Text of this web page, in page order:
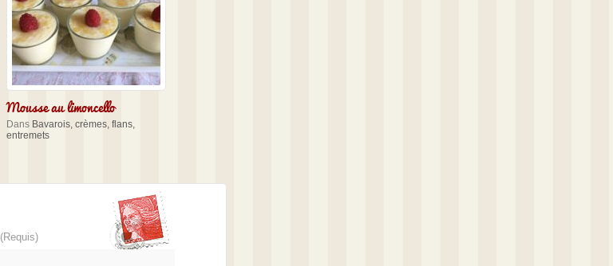
Mousse au limoncello
Dans Bavarois, crèmes, flans,
entremets
(Requis)